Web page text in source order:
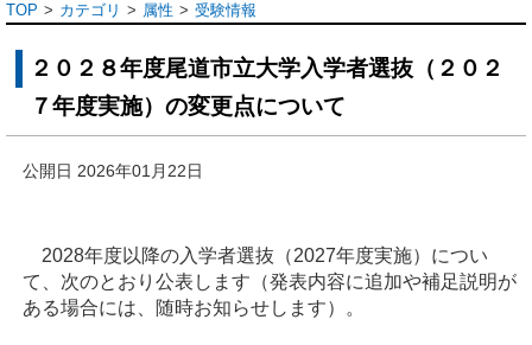
TOP カテゴリ 属性 受験情報
２０２８年度尾道市立大学入学者選抜（２０２
７年度実施）の変更点について
公開日 2026年01月22日
2028年度以降の入学者選抜（2027年度実施）につい
て、次のとおり公表します（発表内容に追加や補足説明が
ある場合には、随時お知らせします）。